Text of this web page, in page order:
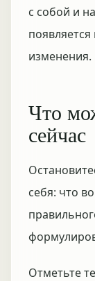
с собой и
изменения.
Что
сейчас
себя: что
Отметьте